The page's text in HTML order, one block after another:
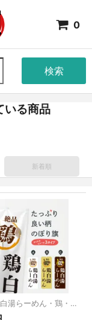
0
検索
いる商品
新着順
のぼり 鶏白湯らーめん・鶏・鶏料理 のぼり旗